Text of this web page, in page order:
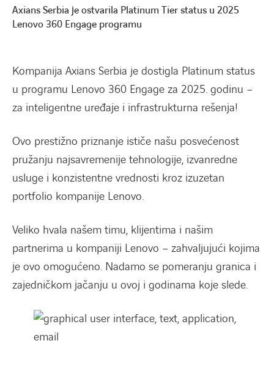
Axians Serbia je ostvarila Platinum Tier status u 2025
Lenovo 360 Engage programu
Kompanija Axians Serbia je dostigla Platinum status
u programu Lenovo 360 Engage za 2025. godinu –
za inteligentne uređaje i infrastrukturna rešenja!
Ovo prestižno priznanje ističe našu posvećenost
pružanju najsavremenije tehnologije, izvanredne
usluge i konzistentne vrednosti kroz izuzetan
portfolio kompanije Lenovo.
Veliko hvala našem timu, klijentima i našim
partnerima u kompaniji Lenovo – zahvaljujući kojima
je ovo omogućeno. Nadamo se pomeranju granica i
zajedničkom jačanju u ovoj i godinama koje slede.